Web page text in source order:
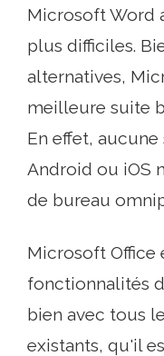
Microsoft Word
plus difficiles.
alternatives,
meilleure suite
En effet,
Android ou iOS
de bureau
Microsoft
fonctionnalités
bien avec tous
existants, qu'il